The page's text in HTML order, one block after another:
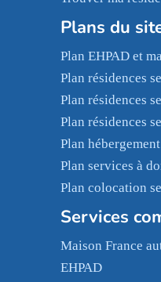
Plans du
Plan EHPAD et
Plan résidences
Plan résidences
Plan résidences
Plan
Plan services à
Plan colocation
Services
Maison France
EHPAD